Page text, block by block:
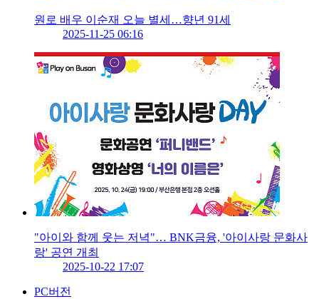
원로 배우 이순재 오늘 별세…향년 91세
2025-11-25 06:16
"아이와 함께 웃는 저녁"… BNK금융, '아이사랑 문화사
랑' 공연 개최
2025-10-22 17:07
PC버전